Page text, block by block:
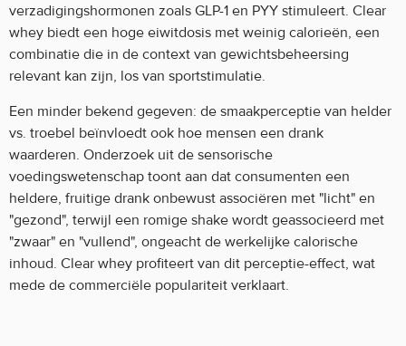
verzadigingshormonen zoals GLP-1 en PYY stimuleert. Clear
whey biedt een hoge eiwitdosis met weinig calorieën, een
combinatie die in de context van gewichtsbeheersing
relevant kan zijn, los van sportstimulatie.
Een minder bekend gegeven: de smaakperceptie van helder
vs. troebel beïnvloedt ook hoe mensen een drank
waarderen. Onderzoek uit de sensorische
voedingswetenschap toont aan dat consumenten een
heldere, fruitige drank onbewust associëren met "licht" en
"gezond", terwijl een romige shake wordt geassocieerd met
"zwaar" en "vullend", ongeacht de werkelijke calorische
inhoud. Clear whey profiteert van dit perceptie-effect, wat
mede de commerciële populariteit verklaart.